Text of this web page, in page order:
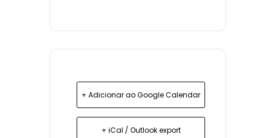
+ Adicionar ao Google Calendar
+ iCal / Outlook export